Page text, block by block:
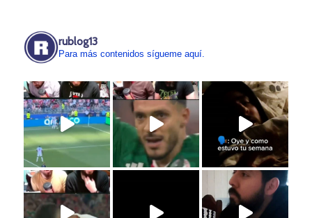
rublog13
Para más contenidos sígueme aquí.